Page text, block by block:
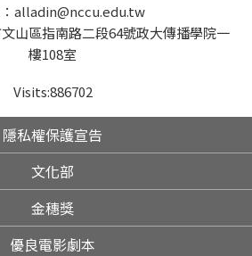
alladin@nccu.edu.tw
山區指南路二段64號政大傳播學院一
樓108室
Visits:886702
隱私權保護宣告
文化部
金穗獎
優良電影劇本